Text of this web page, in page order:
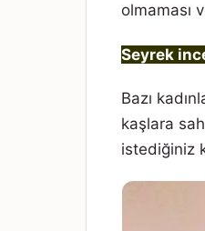
olmaması
Seyrek
Bazı
kaşlara
istediğiniz